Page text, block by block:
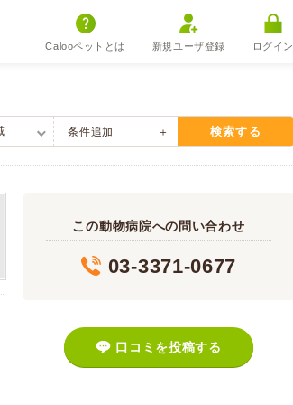
Calooペットとは 新規ユーザ登録 ログイン
条件追加 検索する
この動物病院への問い合わせ
03-3371-0677
口コミを投稿する